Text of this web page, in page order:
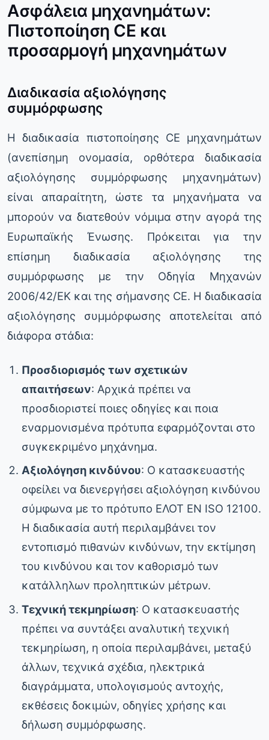
Ασφάλεια μηχανημάτων:
Πιστοποίηση CE και
προσαρμογή μηχανημάτων
Διαδικασία αξιολόγησης
συμμόρφωσης
Η διαδικασία πιστοποίησης CE μηχανημάτων
(ανεπίσημη ονομασία, ορθότερα διαδικασία
αξιολόγησης συμμόρφωσης μηχανημάτων)
είναι απαραίτητη, ώστε τα μηχανήματα να
μπορούν να διατεθούν νόμιμα στην αγορά της
Ευρωπαϊκής Ένωσης. Πρόκειται για την
επίσημη διαδικασία αξιολόγησης της
συμμόρφωσης με την Οδηγία Μηχανών
2006/42/ΕΚ και της σήμανσης CE. Η διαδικασία
αξιολόγησης συμμόρφωσης αποτελείται από
διάφορα στάδια:
Προσδιορισμός των σχετικών
απαιτήσεων: Αρχικά πρέπει να
προσδιοριστεί ποιες οδηγίες και ποια
εναρμονισμένα πρότυπα εφαρμόζονται στο
συγκεκριμένο μηχάνημα.
Αξιολόγηση κινδύνου: Ο κατασκευαστής
οφείλει να διενεργήσει αξιολόγηση κινδύνου
σύμφωνα με το πρότυπο ΕΛΟΤ EN ISO 12100.
Η διαδικασία αυτή περιλαμβάνει τον
εντοπισμό πιθανών κινδύνων, την εκτίμηση
του κινδύνου και τον καθορισμό των
κατάλληλων προληπτικών μέτρων.
Τεχνική τεκμηρίωση: Ο κατασκευαστής
πρέπει να συντάξει αναλυτική τεχνική
τεκμηρίωση, η οποία περιλαμβάνει, μεταξύ
άλλων, τεχνικά σχέδια, ηλεκτρικά
διαγράμματα, υπολογισμούς αντοχής,
εκθέσεις δοκιμών, οδηγίες χρήσης και
δήλωση συμμόρφωσης.